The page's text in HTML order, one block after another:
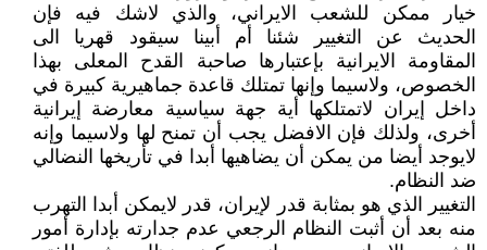
خيار ممکن للشعب الايراني، والذي لاشك فيه فإن
الحديث عن التغيير شئنا أم أبينا سيقود قهريا الى
المقاومة الايرانية بإعتبارها صاحبة القدح المعلى بهذا
الخصوص، ولاسيما وإنها تمتلك قاعدة جماهيرية کبيرة في
داخل إيران لاتمتلکها أية جهة سياسية معارضة إيرانية
أخرى، ولذلك فإن الافضل يجب أن تمنح لها ولاسيما وإنه
لايوجد أيضا من يمکن أن يضاهيها أبدا في تأريخها النضالي
ضد النظام.
التغيير الذي هو بمثابة قدر لإيران، قدر لايمکن أبدا التهرب
منه بعد أن أثبت النظام الرجعي عدم جدارته بإدارة أمور